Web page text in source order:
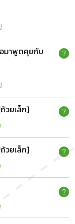
มาพูดคุยกับ
วยเล็ก]
วยเล็ก]